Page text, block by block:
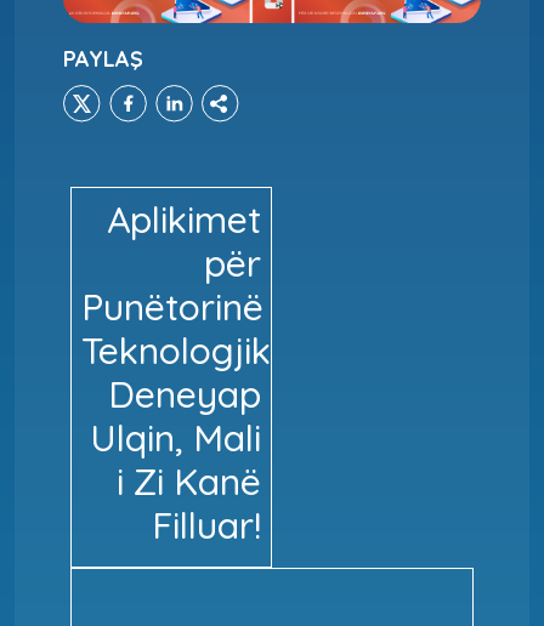
PAYLAŞ
Aplikimet
për
Punëtorinë
Teknologjike
Deneyap
Ulqin, Mali
i Zi Kanë
Filluar!